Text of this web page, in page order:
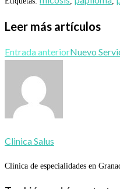
Leer más artículos
Entrada anteriorNuevo
Clinica Salus
Clínica de especialidades en